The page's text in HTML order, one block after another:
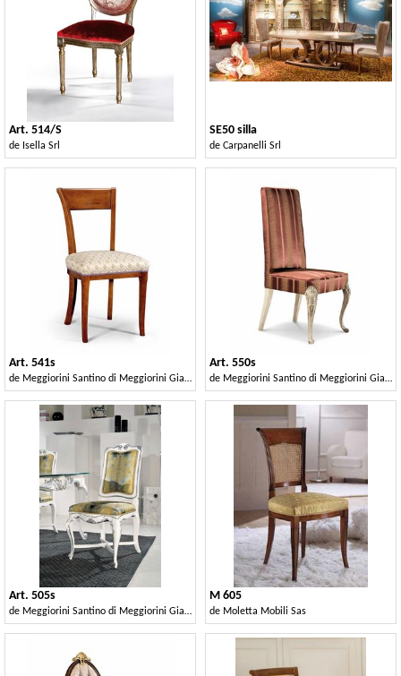
Art. 514/S
de Isella Srl
SE50 silla
de Carpanelli Srl
Art. 541s
de Meggiorini Santino di Meggiorini Giampietro e C. Snc
Art. 550s
de Meggiorini Santino di Meggiorini Giampietro e C. Snc
Art. 505s
de Meggiorini Santino di Meggiorini Giampietro e C. Snc
M 605
de Moletta Mobili Sas